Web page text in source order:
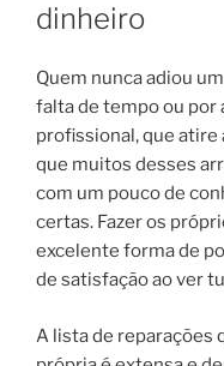
dinheiro
Quem nunca adiou
falta de tempo ou por
profissional, que atire
que muitos desses
com um pouco de
certas. Fazer os
excelente forma de
de satisfação ao ver
A lista de reparações